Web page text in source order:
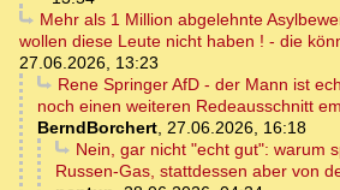
Mehr als 1 Million abgelehnte
wollen diese Leute nicht haben ! - die
27.06.2026, 13:23
Rene Springer AfD - der Mann ist
noch einen weiteren Redeausschnitt
BerndBorchert, 27.06.2026, 16:18
Nein, gar nicht "echt gut": warum
Russen-Gas, stattdessen aber von